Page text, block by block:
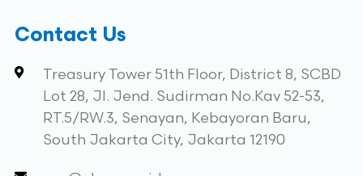
Contact Us
Treasury Tower 51th Floor, District 8, SCBD
Lot 28, Jl. Jend. Sudirman No.Kav 52-53,
RT.5/RW.3, Senayan, Kebayoran Baru,
South Jakarta City, Jakarta 12190